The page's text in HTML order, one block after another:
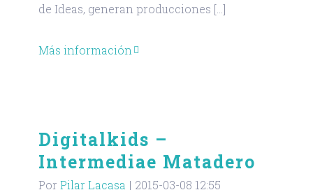
de Ideas, generan producciones [...]
Más información
Digitalkids –
Intermediae Matadero
Por Pilar Lacasa | 2015-03-08 12:55